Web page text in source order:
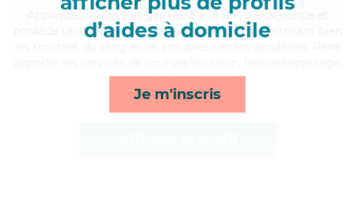
d’aides à domicile
Je m'inscris
, intuitive et gai, René a 18 ans d'expérience et
possède un diplôme d'Etat d'infirmier (DEI). Maitrisant bien
rappels et mobilité*